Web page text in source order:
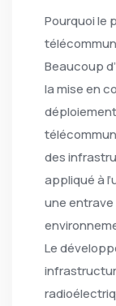
Pourquoi le
Beaucoup
la mise en
des
appliqué à
une
Le